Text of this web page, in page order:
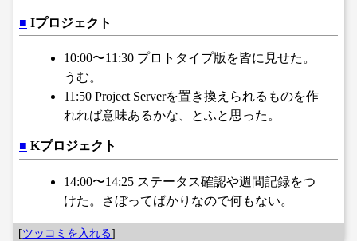
■ Iプロジェクト
10:00〜11:30 プロトタイプ版を皆に見せた。
うむ。
11:50 Project Serverを置き換えられるものを作
れれば意味あるかな、とふと思った。
■ Kプロジェクト
14:00〜14:25 ステータス確認や週間記録をつ
けた。さぼってばかりなので何もない。
[ツッコミを入れる]